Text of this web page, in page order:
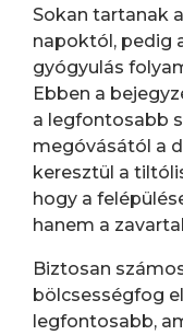
Sokan tartanak
napoktól, pedig
gyógyulás
Ebben a
a legfontosabb
megóvásától a
keresztül a
hogy a
hanem a
Biztosan
bölcsességfog
legfontosabb,